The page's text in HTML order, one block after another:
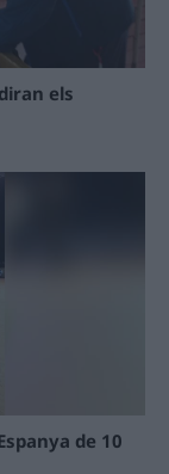
els
de 10